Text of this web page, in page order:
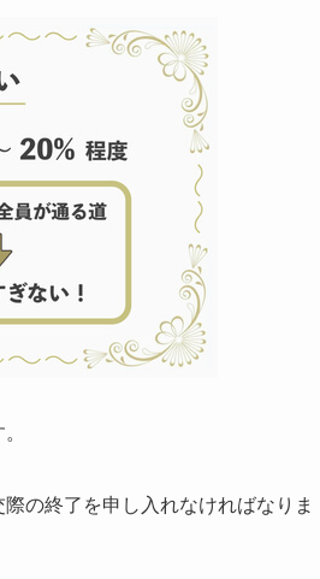
際の終了を申し入れなければなりま